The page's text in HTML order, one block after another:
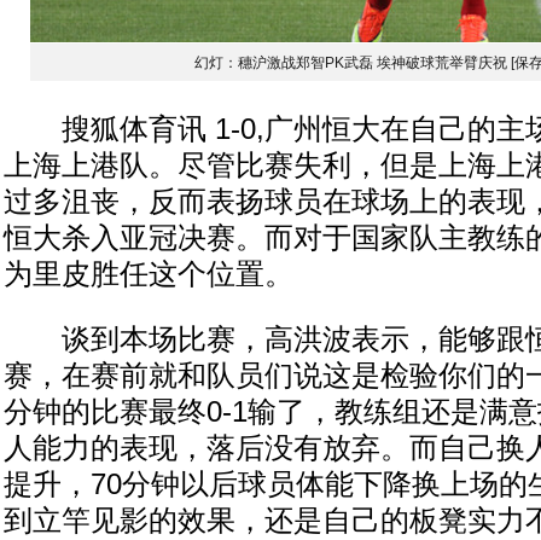
幻灯：穗沪激战郑智PK武磊 埃神破球荒举臂庆祝 [保
搜狐体育讯 1-0,广州恒大在自己的主
上海上港队。尽管比赛失利，但是上海上
过多沮丧，反而表扬球员在球场上的表现
恒大杀入亚冠决赛。而对于国家队主教练
为里皮胜任这个位置。
谈到本场比赛，高洪波表示，能够跟
赛，在赛前就和队员们说这是检验你们的
分钟的比赛最终0-1输了，教练组还是满
人能力的表现，落后没有放弃。而自己换
提升，70分钟以后球员体能下降换上场的
到立竿见影的效果，还是自己的板凳实力